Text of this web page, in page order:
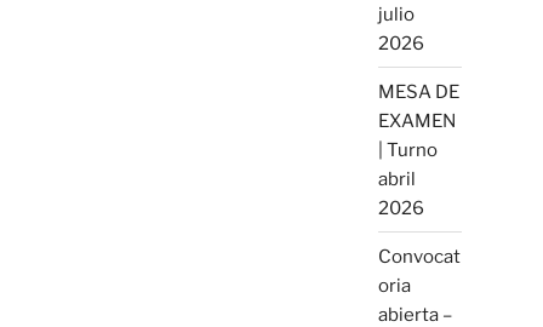
julio
2026
MESA DE
EXAMEN
| Turno
abril
2026
Convocat
oria
abierta –